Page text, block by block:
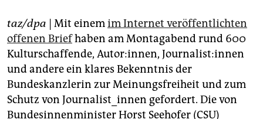
genossenschaft
epaper login
taz/dpa | Mit einemim Internet veröffentlichten
offenen Briefhaben am Montagabend rund 600
Kulturschaffende, Autor:innen, Journalist:innen
und andere ein klares Bekenntnis der
Bundeskanzlerin zur Meinungsfreiheit und zum
Schutz von Journalist_innen gefordert. Die von
Bundesinnenminister Horst Seehofer (CSU)